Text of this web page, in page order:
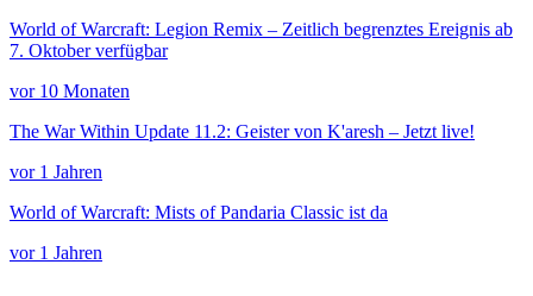
World of Warcraft: Legion Remix – Zeitlich begrenztes Ereignis ab
7. Oktober verfügbar
vor 10 Monaten
The War Within Update 11.2: Geister von K'aresh – Jetzt live!
vor 1 Jahren
World of Warcraft: Mists of Pandaria Classic ist da
vor 1 Jahren